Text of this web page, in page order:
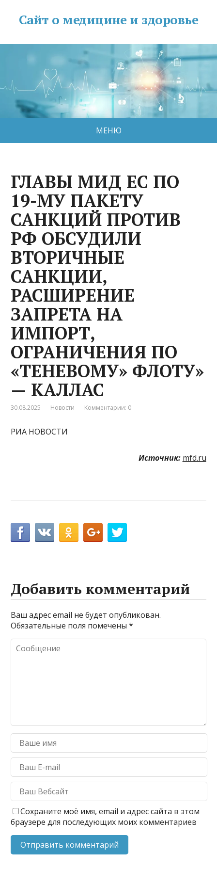
Сайт о медицине и здоровье
МЕНЮ
ГЛАВЫ МИД ЕС ПО
19-МУ ПАКЕТУ
САНКЦИЙ ПРОТИВ
РФ ОБСУДИЛИ
ВТОРИЧНЫЕ
САНКЦИИ,
РАСШИРЕНИЕ
ЗАПРЕТА НА
ИМПОРТ,
ОГРАНИЧЕНИЯ ПО
«ТЕНЕВОМУ» ФЛОТУ»
— КАЛЛАС
30.08.2025 Новости Комментарии: 0
РИА НОВОСТИ
Источник: mfd.ru
Добавить комментарий
Ваш адрес email не будет опубликован.
Обязательные поля помечены*
Сохраните моё имя, email и адрес сайта в этом
браузере для последующих моих комментариев